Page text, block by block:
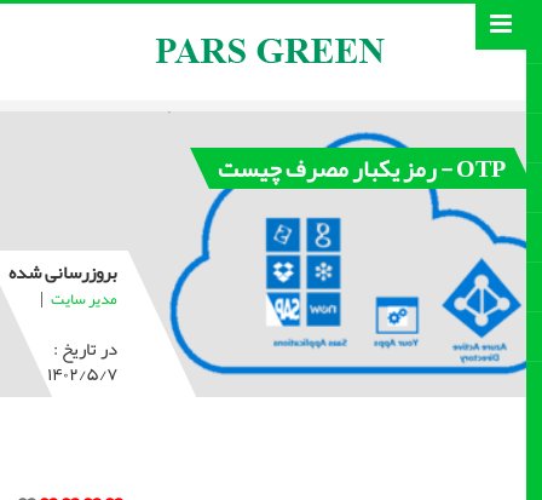
OTP - رمز یکبار مصرف چیست
بروزرسانی شده
مدیر سایت |
در تاریخ :
۱۴۰۲/۵/۷